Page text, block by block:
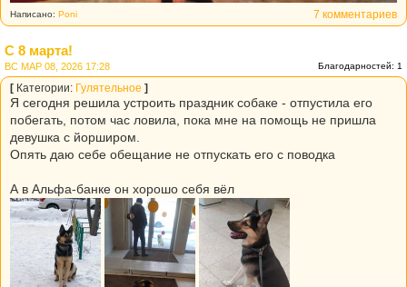
7 комментариев
Написано: Poni
С 8 марта!
Благодарностей: 1
ВС МАР 08, 2026 17:28
[ Категории: Гулятельное ]
Я сегодня решила устроить праздник собаке - отпустила его
побегать, потом час ловила, пока мне на помощь не пришла
девушка с йорширом.
Опять даю себе обещание не отпускать его с поводка
А в Альфа-банке он хорошо себя вёл